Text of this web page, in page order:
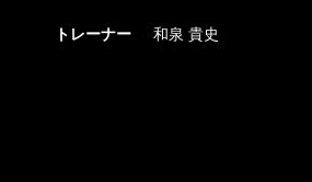
トレーナー 和泉 貴史